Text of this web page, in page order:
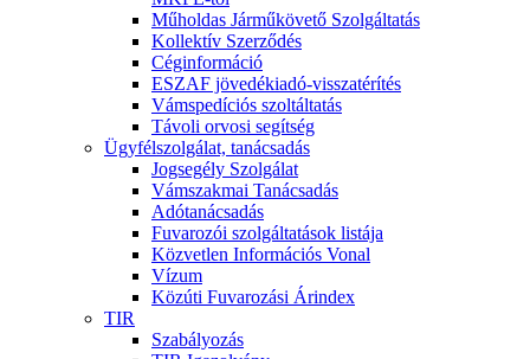
Műholdas Járműkövető Szolgáltatás
Kollektív Szerződés
Céginformáció
ESZAF jövedékiadó-visszatérítés
Vámspedíciós szoltáltatás
Távoli orvosi segítség
Ügyfélszolgálat, tanácsadás
Jogsegély Szolgálat
Vámszakmai Tanácsadás
Adótanácsadás
Fuvarozói szolgáltatások listája
Közvetlen Információs Vonal
Vízum
Közúti Fuvarozási Árindex
TIR
Szabályozás